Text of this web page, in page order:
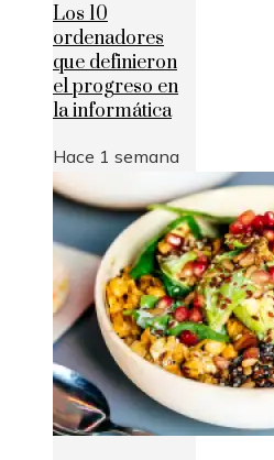
Los 10
ordenadores
que definieron
el progreso en
la informática
Hace 1 semana